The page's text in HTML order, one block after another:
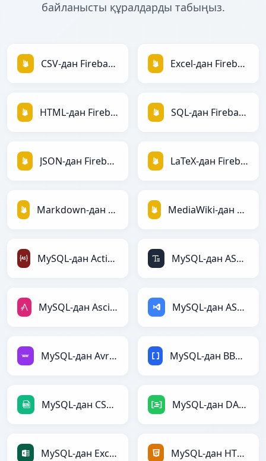
байланысты құралдарды табыңыз.
CSV-дан Firebase-ға Excel-дан Firebase-ға
HTML-дан Firebase-ға SQL-дан Firebase-ға
JSON-дан Firebase-ға LaTeX-дан Firebase-ға
Markdown-дан Firebase-ға MediaWiki-дан Firebase-ға
MySQL-дан ActionScript-ға MySQL-дан ASCII-ға
MySQL-дан AsciiDoc-ға MySQL-дан ASP-ға
MySQL-дан Avro-ға MySQL-дан BBCode-ға
MySQL-дан CSV-ға MySQL-дан DAX-ға
MySQL-дан Excel-ға MySQL-дан HTML-ға